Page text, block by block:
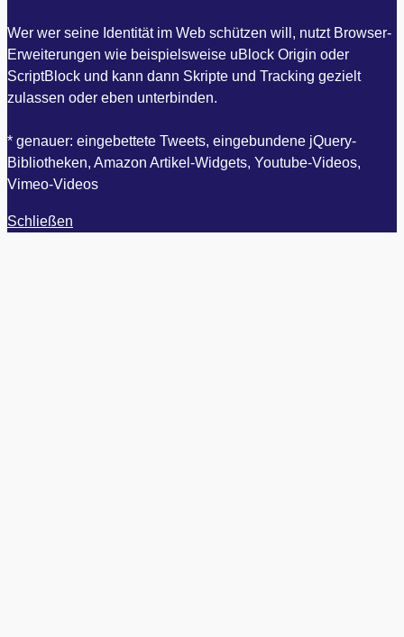
Wer wer seine Identität im Web schützen will, nutzt Browser-
Erweiterungen wie beispielsweise uBlock Origin oder
ScriptBlock und kann dann Skripte und Tracking gezielt
zulassen oder eben unterbinden.
* genauer: eingebettete Tweets, eingebundene jQuery-
Bibliotheken, Amazon Artikel-Widgets, Youtube-Videos,
Vimeo-Videos
Schließen